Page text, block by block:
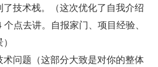
技术栈。（这次优化了自我介绍
点去讲。自报家门、项目经验、
问题（这部分大致是对你的整体